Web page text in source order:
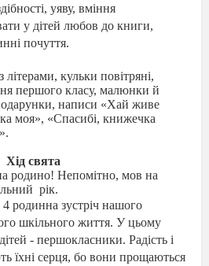
уяву, вміння
у дітей любов до книги,
почуття.
літерами, кульки повітряні,
першого класу, малюнки й
написи «Хай живе
моя», «Спасибі, книжечка
Хід свята
родино! Непомітно, мов на
рік.
4родинназустріч нашого
шкільного життя. У цьому
- першокласники. Радість і
їхні серця, бо вони прощаються